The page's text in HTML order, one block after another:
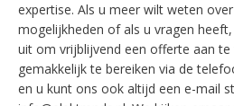
expertise. Als u meer wilt weten
mogelijkheden of als u vragen
uit om vrijblijvend een offerte aan te
gemakkelijk te bereiken via de
en u kunt ons ook altijd een e-mail